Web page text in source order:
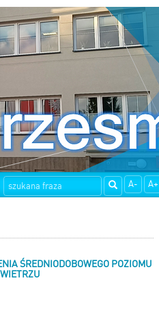
A- A+
ŚREDNIODOBOWEGO POZIOMU